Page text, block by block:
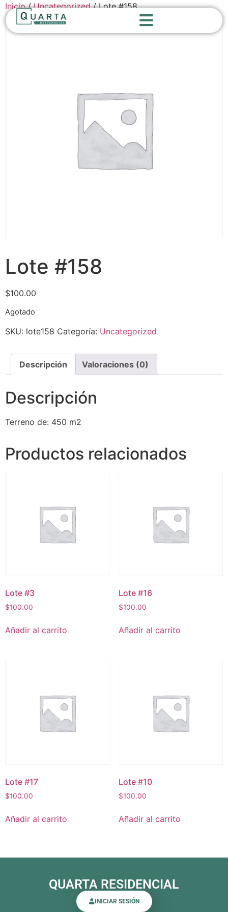
Inicio/Uncategorized/ Lote #158
Lote #158
$100.00
Agotado
SKU: lote158 Categoría: Uncategorized
Descripción Valoraciones (0)
Descripción
Terreno de: 450 m2
Productos relacionados
Lote #3
$100.00
Añadir al carrito
Lote #16
$100.00
Añadir al carrito
Lote #17
$100.00
Añadir al carrito
Lote #10
$100.00
Añadir al carrito
QUARTA RESIDENCIAL
INICIAR SESIÓN